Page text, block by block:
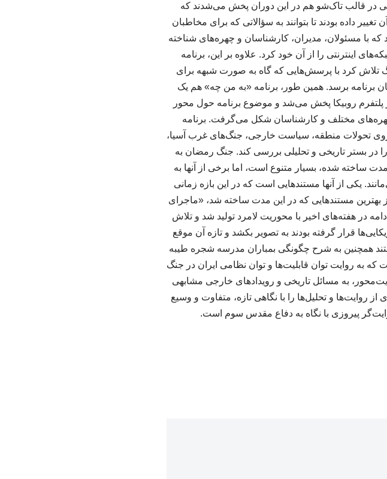
در قالب تاک‌شو هم در این دوران پخش می‌شدند که
داده بودند تا بتوانند به سؤالاتی که برای مخاطبان
که با مسئولان، مدیران، کارشناسان و چهره‌های شناخته
اینترنتی را از آن خود کرد. علاوه بر این، برنامه
تلاش کرد با پرسش‌هایی که گاه به صورت شبهه برای
برسد. همین طور، برنامه «به من چه» هم یک
پلتفرم روبیکا پخش می‌شد و موضوع برنامه حول محور
مختلف و کارشناسان شکل می‌گرفت. برنامه
تحولات منطقه، سیاست خارجی، جنگ‌های غرب آسیا،
در بستر تاریخی و تحلیلی بررسی کند. جنگ رمضان به
ساخته شده، بسیار متنوع است، اما برخی از آنها به
یکی از آنها مستندهایی است که در این بازه زمانی
بهترین مستندهایی که در این مدت ساخته شد، «ماجرای
در هفته‌های اخیر با محوریت لامرد تولید شد و تلاش
قرار گرفته بودند به تصویر بکشد و تازه آن موقع
همچنین به شرح چگونگی بمباران مدرسه شجره طیبه
به روایت توان قابلیت‌ها و توان نظامی ایران در جنگ
به مسائل تاریخی و رویدادهای خارجی مشابهی
روایت‌ها و تحلیل‌ها را با نگاهی تازه، متفاوت و وسیع
پیروزی با نگاه به دفاع مقدس سوم است.